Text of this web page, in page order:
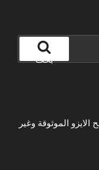
بحث
الايزو الموثوقة وغير